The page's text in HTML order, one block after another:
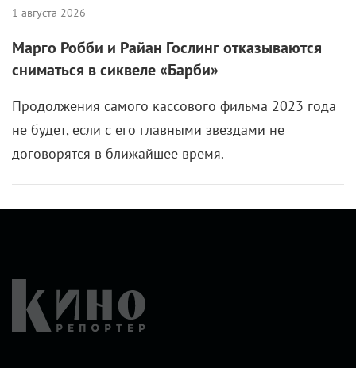
1 августа 2026
Марго Робби и Райан Гослинг отказываются
сниматься в сиквеле «Барби»
Продолжения самого кассового фильма 2023 года
не будет, если с его главными звездами не
договорятся в ближайшее время.